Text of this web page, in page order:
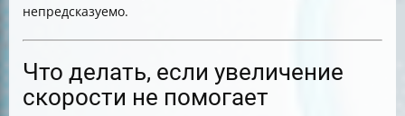
непредсказуемо.
Что делать, если увеличение
скорости не помогает